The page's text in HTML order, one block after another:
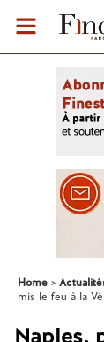
Home
mis le feu à la
Naples,